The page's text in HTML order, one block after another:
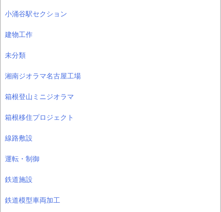
小涌谷駅セクション
建物工作
未分類
湘南ジオラマ名古屋工場
箱根登山ミニジオラマ
箱根移住プロジェクト
線路敷設
運転・制御
鉄道施設
鉄道模型車両加工